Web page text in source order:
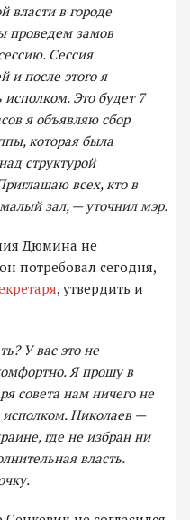
власти в городе
проведем замов
Сессия
и после этого я
исполком. Это будет 7
я объявляю сбор
которая была
структурой
всех, кто в
зал, — уточнил мэр.
Дюмина не
потребовал сегодня,
, утвердить и
У вас это не
Я прошу в
совета нам ничего не
Николаев —
где не избран ни
власть.